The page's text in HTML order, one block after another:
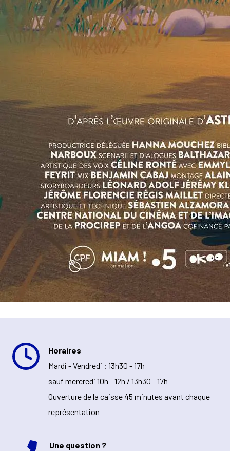
Horaires
Mardi - Vendredi : 13h30 - 17h
sauf mercredi 10h - 12h / 13h30 - 17h
Ouverture de la caisse 45 minutes avant chaque
représentation
Une question ?